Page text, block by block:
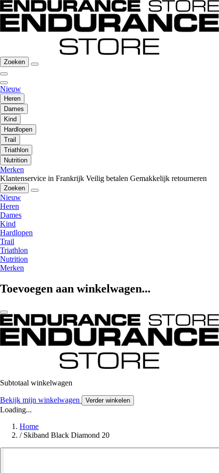
Zoeken
Nieuw
Heren
Dames
Kind
Hardlopen
Trail
Triathlon
Nutrition
Merken
Klantenservice in Frankrijk Veilig betalen Gemakkelijk retourneren
Zoeken
Nieuw
Heren
Dames
Kind
Hardlopen
Trail
Triathlon
Nutrition
Merken
Toevoegen aan winkelwagen...
Subtotaal winkelwagen
Bekijk mijn winkelwagen Verder winkelen
Loading...
Home
/ Skiband Black Diamond 20